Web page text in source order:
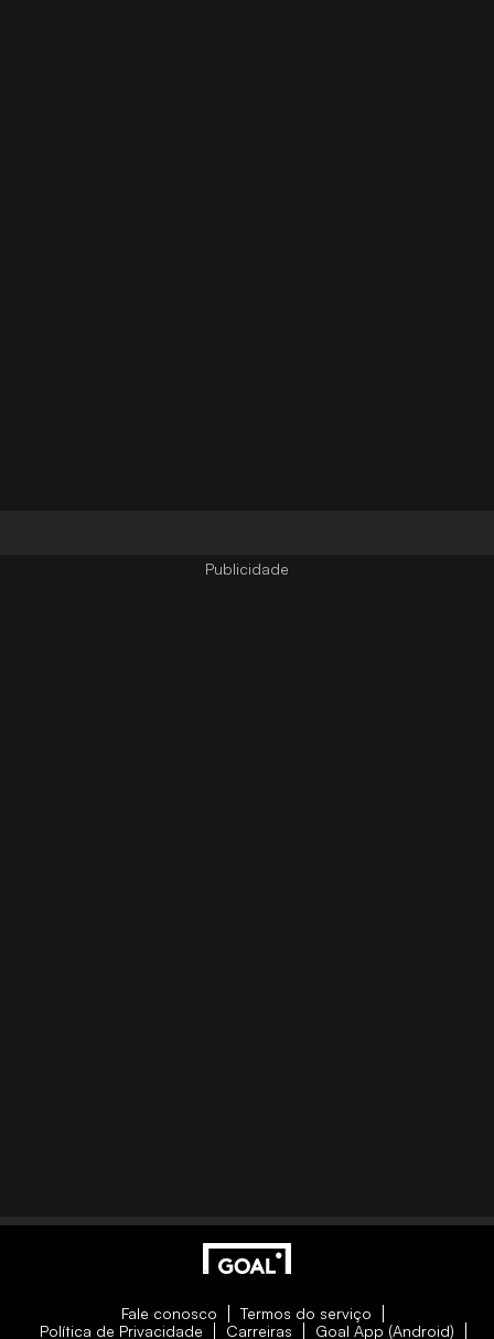
Fale conosco
Termos do serviço
Política de Privacidade
Carreiras Goal App (Android)